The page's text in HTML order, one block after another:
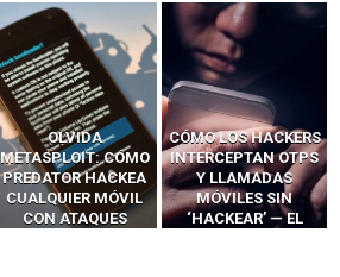
OLVIDA
METASPLOIT: CÓMO
PREDATOR HACKEA
CUALQUIER MÓVIL
CON ATAQUES
CÓMO LOS HACKERS
INTERCEPTAN OTPS
Y LLAMADAS
MÓVILES SIN
‘HACKEAR’ — EL